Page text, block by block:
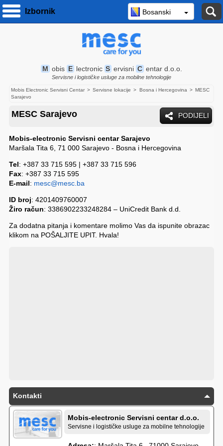
Bosanski
M obis E lectronic S ervisni C entar d.o.o.
Servisne i logističke usluge za mobilne tehnologije
Izbornik
Mobis Electronic Servisni Centar Servisne lokacije Bosna i Hercegovina
MESC
Sarajevo
PODIJELI
MESC Sarajevo
Mobis-electronic Servisni centar Sarajevo
Maršala Tita 6, 71 000 Sarajevo - Bosna i Hercegovina
Tel: +387 33 715 595 | +387 33 715 596
Fax: +387 33 715 595
E-mail: mesc@mesc.ba
ID broj: 4201409760007
Žiro račun: 3386902233248284 – UniCredit Bank d.d.
Za dodatna pitanja i komentare molimo Vas da ispunite obrazac
klikom na POŠALJITE UPIT. Hvala!
Kontakti
Mobis-electronic Servisni centar d.o.o.
Servisne i logističke usluge za mobilne tehnologije